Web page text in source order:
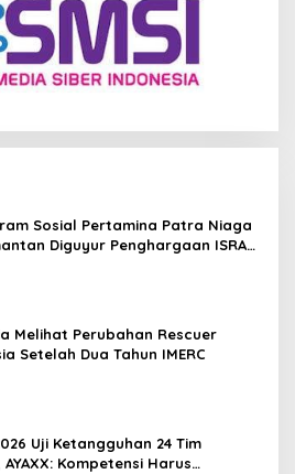
Sosial Pertamina Patra Niaga
Diguyur Penghargaan ISRA
Melihat Perubahan Rescuer
Setelah Dua Tahun IMERC
Uji Ketangguhan 24 Tim
AYAXX: Kompetensi Harus